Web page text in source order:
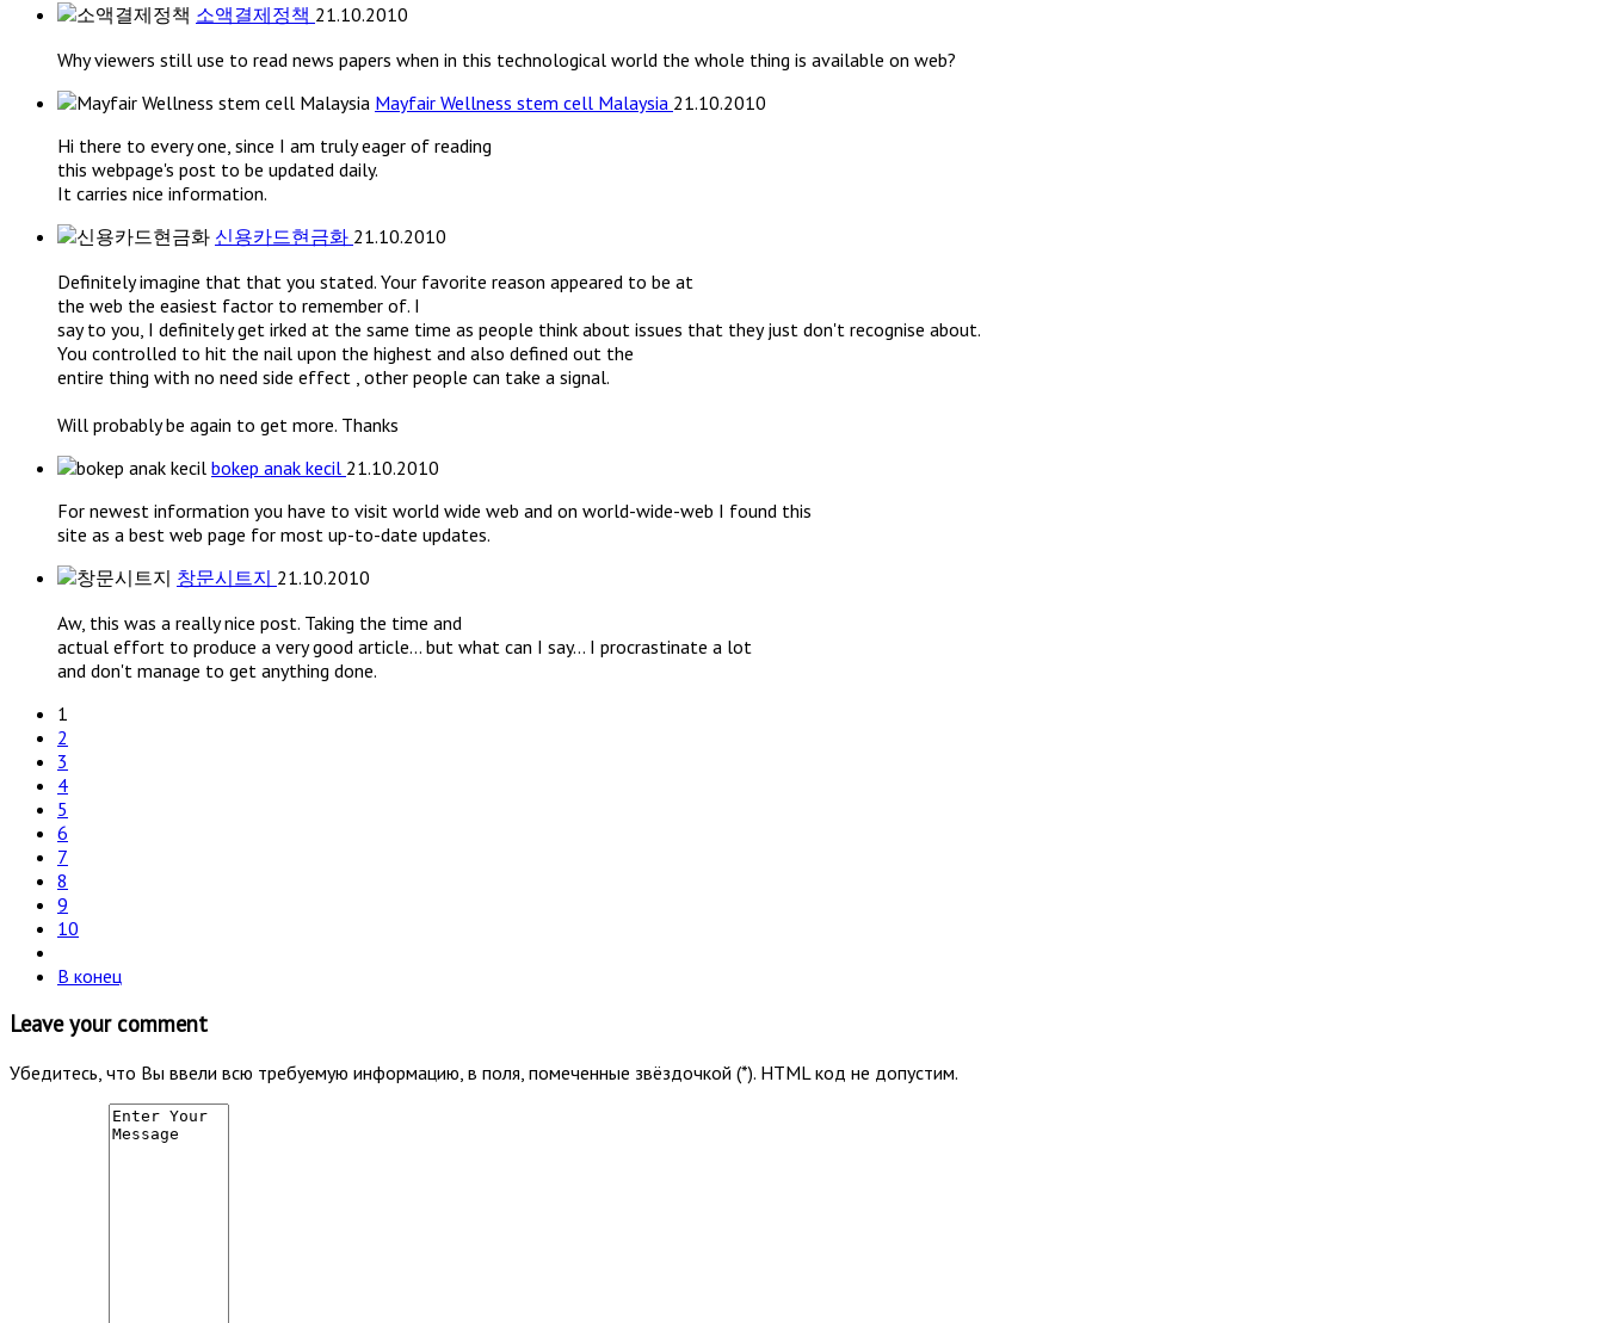
소액결제정책 21.10.2010
Why viewers still use to read news papers when in this technological world the whole thing is available on web?
Mayfair Wellness stem cell Malaysia 21.10.2010
Hi there to every one, since I am truly eager of reading
this webpage's post to be updated daily.
It carries nice information.
신용카드현금화 21.10.2010
Definitely imagine that that you stated. Your favorite reason appeared to be at
the web the easiest factor to remember of. I
say to you, I definitely get irked at the same time as people think about issues that they just don't recognise about.
You controlled to hit the nail upon the highest and also defined out the
entire thing with no need side effect , other people can take a signal.
Will probably be again to get more. Thanks
bokep anak kecil 21.10.2010
For newest information you have to visit world wide web and on world-wide-web I found this
site as a best web page for most up-to-date updates.
창문시트지 21.10.2010
Aw, this was a really nice post. Taking the time and
actual effort to produce a very good article… but what can I say… I procrastinate a lot
and don't manage to get anything done.
1
2
3
4
5
6
7
8
9
10
В конец
Leave your comment
Убедитесь, что Вы ввели всю требуемую информацию, в поля, помеченные звёздочкой (*). HTML код не допустим.